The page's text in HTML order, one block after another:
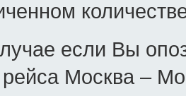
если Вы
Москва –